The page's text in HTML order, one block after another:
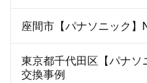
座間市【パナソニック
東京都千代田区【パナ
交換事例